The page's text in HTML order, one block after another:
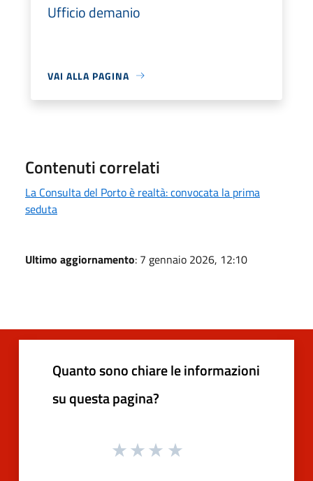
Ufficio demanio
VAI ALLA PAGINA
Contenuti correlati
La Consulta del Porto è realtà: convocata la prima
seduta
Ultimo aggiornamento: 7 gennaio 2026, 12:10
Quanto sono chiare le informazioni
su questa pagina?